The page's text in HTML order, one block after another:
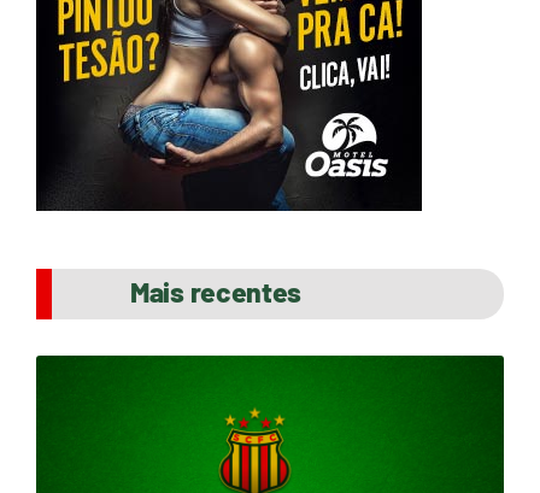
Mais recentes